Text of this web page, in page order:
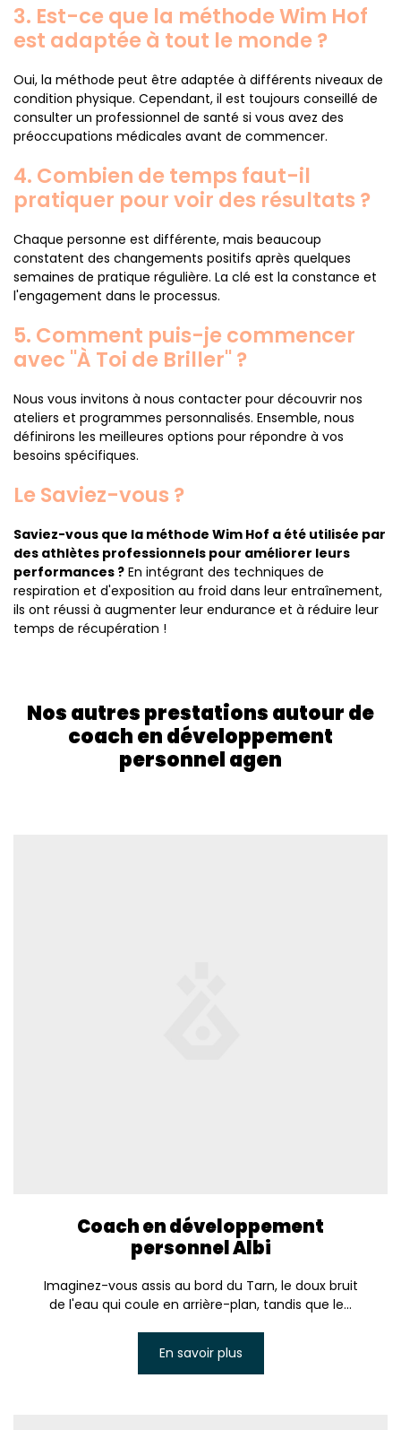
3. Est-ce que la méthode Wim Hof
est adaptée à tout le monde ?
Oui, la méthode peut être adaptée à différents niveaux de
condition physique. Cependant, il est toujours conseillé de
consulter un professionnel de santé si vous avez des
préoccupations médicales avant de commencer.
4. Combien de temps faut-il
pratiquer pour voir des résultats ?
Chaque personne est différente, mais beaucoup
constatent des changements positifs après quelques
semaines de pratique régulière. La clé est la constance et
l'engagement dans le processus.
5. Comment puis-je commencer
avec "À Toi de Briller" ?
Nous vous invitons à nous contacter pour découvrir nos
ateliers et programmes personnalisés. Ensemble, nous
définirons les meilleures options pour répondre à vos
besoins spécifiques.
Le Saviez-vous ?
Saviez-vous que la méthode Wim Hof a été utilisée par
des athlètes professionnels pour améliorer leurs
performances ? En intégrant des techniques de
respiration et d'exposition au froid dans leur entraînement,
ils ont réussi à augmenter leur endurance et à réduire leur
temps de récupération !
Nos autres prestations autour de
coach en développement
personnel agen
Coach en développement
personnel Albi
Imaginez-vous assis au bord du Tarn, le doux bruit
de l'eau qui coule en arrière-plan, tandis que le...
En savoir plus